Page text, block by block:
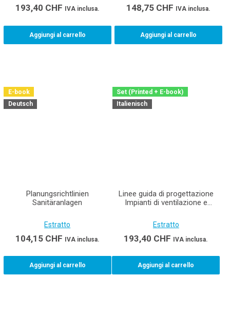
193,40 CHF IVA inclusa.
Aggiungi al carrello
148,75 CHF IVA inclusa.
Aggiungi al carrello
E-book
Deutsch
Planungsrichtlinien
Sanitäranlagen
Estratto
104,15 CHF IVA inclusa.
Aggiungi al carrello
Set (Printed + E-book)
Italienisch
Linee guida di progettazione
Impianti di ventilazione e
stampata incluso e-book
Estratto
193,40 CHF IVA inclusa.
Aggiungi al carrello